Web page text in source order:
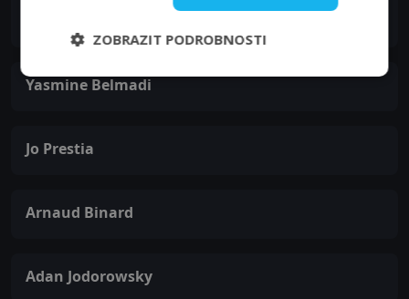
Yasmine Belmadi
Jo Prestia
Arnaud Binard
Adan Jodorowsky
ZOBRAZIT PODROBNOSTI